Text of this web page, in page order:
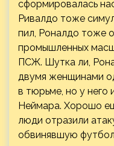
сформировалась
Ривалдо тоже
пил, Роналдо тоже
промышленных
ПСЖ. Шутка ли,
двумя женщинами
в тюрьме, но у него
Неймара. Хорошо
люди отразили
обвинявшую